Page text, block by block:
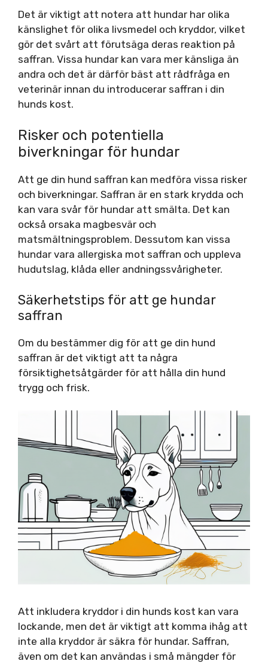
Det är viktigt att notera att hundar har olika
känslighet för olika livsmedel och kryddor, vilket
gör det svårt att förutsäga deras reaktion på
saffran. Vissa hundar kan vara mer känsliga än
andra och det är därför bäst att rådfråga en
veterinär innan du introducerar saffran i din
hunds kost.
Risker och potentiella
biverkningar för hundar
Att ge din hund saffran kan medföra vissa risker
och biverkningar. Saffran är en stark krydda och
kan vara svår för hundar att smälta. Det kan
också orsaka magbesvär och
matsmältningsproblem. Dessutom kan vissa
hundar vara allergiska mot saffran och uppleva
hudutslag, klåda eller andningssvårigheter.
Säkerhetstips för att ge hundar
saffran
Om du bestämmer dig för att ge din hund
saffran är det viktigt att ta några
försiktighetsåtgärder för att hålla din hund
trygg och frisk.
Att inkludera kryddor i din hunds kost kan vara
lockande, men det är viktigt att komma ihåg att
inte alla kryddor är säkra för hundar. Saffran,
även om det kan användas i små mängder för